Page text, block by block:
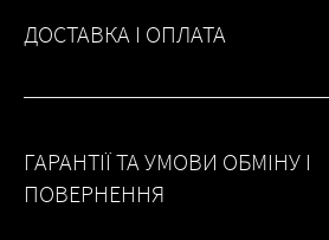
ДОСТАВКА І ОПЛАТА
ГАРАНТІЇ ТА УМОВИ ОБМІНУ І
ПОВЕРНЕННЯ